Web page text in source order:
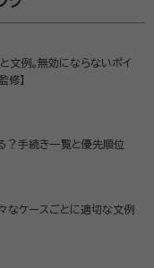
文例。無効にならないポイ
修】
？手続き一覧と優先順位
なケースごとに適切な文例